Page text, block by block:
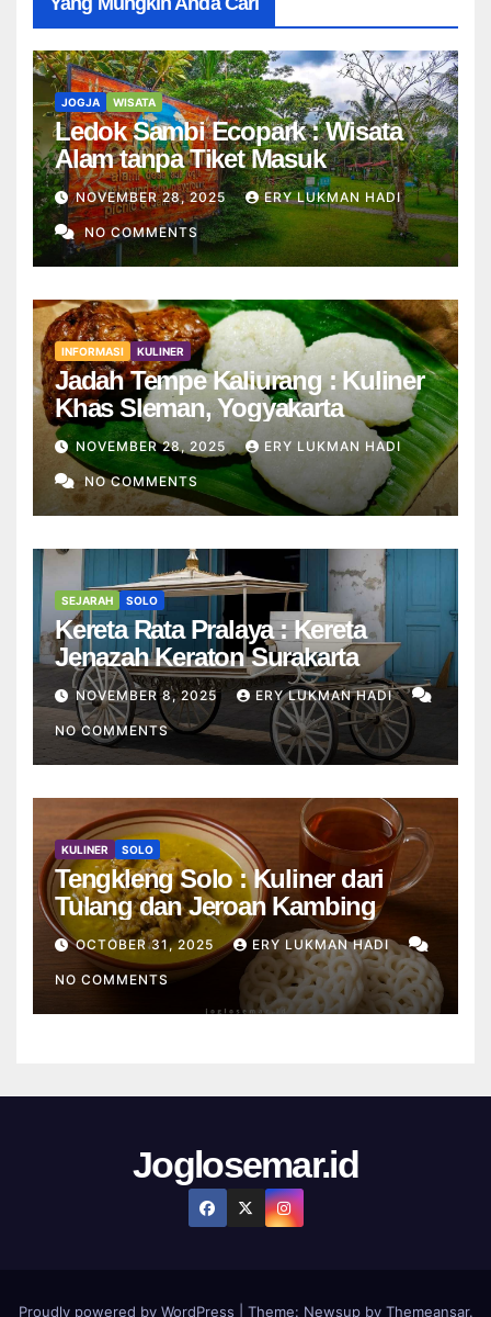
JOGJA WISATA
Ledok Sambi Ecopark : Wisata
Alam tanpa Tiket Masuk
NOVEMBER 28, 2025 ERY LUKMAN HADI
NO COMMENTS
INFORMASI KULINER
Jadah Tempe Kaliurang : Kuliner
Khas Sleman, Yogyakarta
NOVEMBER 28, 2025 ERY LUKMAN HADI
NO COMMENTS
SEJARAH SOLO
Kereta Rata Pralaya : Kereta
Jenazah Keraton Surakarta
NOVEMBER 8, 2025 ERY LUKMAN HADI
NO COMMENTS
KULINER SOLO
Tengkleng Solo : Kuliner dari
Tulang dan Jeroan Kambing
OCTOBER 31, 2025 ERY LUKMAN HADI
NO COMMENTS
Joglosemar.id
Proudly powered by WordPress Theme: Newsupby Themeansar.